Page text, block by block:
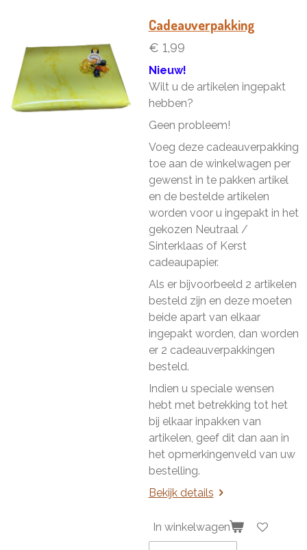
e
Cadeauverpakking
€ 1,99
Nieuw!
Wilt u de artikelen ingepakt
hebben?
Geen probleem!
Voeg deze cadeauverpakking
toe aan de winkelwagen per
gewenst in te pakken artikel
en de bestelde artikelen
worden voor u ingepakt in het
gekozen Neutraal /
Sinterklaas of Kerst
cadeaupapier.
Als er bijvoorbeeld 2 artikelen
besteld zijn en deze moeten
beide apart van elkaar
ingepakt worden, dan worden
er 2 cadeauverpakkingen
besteld.
Indien u speciale wensen
hebt met betrekking tot het
bij elkaar inpakken van
artikelen, geef dit dan aan in
het opmerkingenveld van uw
bestelling.
Bekijk details
In winkelwagen